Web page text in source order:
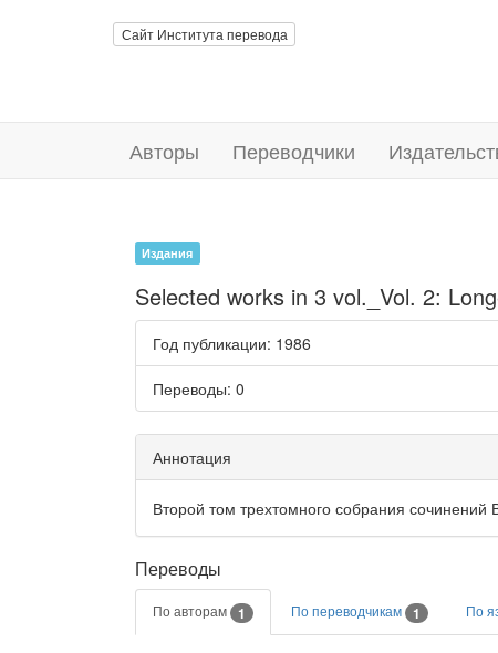
Сайт Института перевода
Авторы Переводчики
Издания
Selected works in 3 vol._Vol. 2:
Год публикации: 1986
Переводы: 0
Аннотация
Второй том трехтомного собрания сочинений
Переводы
По авторам 1 По переводчикам 1 По